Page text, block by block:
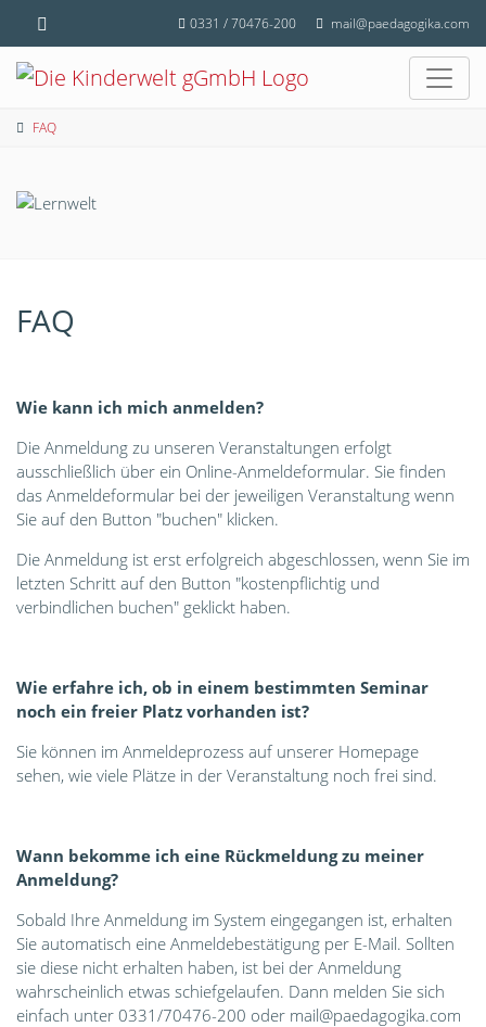
0331 / 70476-200 mail@paedagogika.com
FAQ
FAQ
Wie kann ich mich anmelden?
Die Anmeldung zu unseren Veranstaltungen erfolgt
ausschließlich über ein Online-Anmeldeformular. Sie finden
das Anmeldeformular bei der jeweiligen Veranstaltung wenn
Sie auf den Button "buchen" klicken.
Die Anmeldung ist erst erfolgreich abgeschlossen, wenn Sie im
letzten Schritt auf den Button "kostenpflichtig und
verbindlichen buchen" geklickt haben.
Wie erfahre ich, ob in einem bestimmten Seminar
noch ein freier Platz vorhanden ist?
Sie können im Anmeldeprozess auf unserer Homepage
sehen, wie viele Plätze in der Veranstaltung noch frei sind.
Wann bekomme ich eine Rückmeldung zu meiner
Anmeldung?
Sobald Ihre Anmeldung im System eingegangen ist, erhalten
Sie automatisch eine Anmeldebestätigung per E-Mail. Sollten
sie diese nicht erhalten haben, ist bei der Anmeldung
wahrscheinlich etwas schiefgelaufen. Dann melden Sie sich
einfach unter 0331/70476-200 oder mail@paedagogika.com